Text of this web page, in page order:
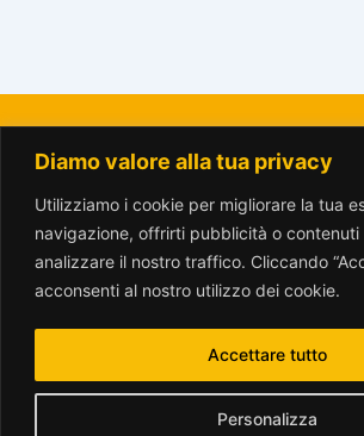
Diamo valore alla tua privacy
Utilizziamo i cookie per migliorare la tua
navigazione, offrirti pubblicità o
analizzare il nostro traffico. Cliccando
acconsenti al nostro utilizzo dei cookie.
Personalizza
Accettare tutto
La Città del Sole - Amici del Parco
amicitrotter@gmail.com
www.parcotrotter.org è rilasciata sotto
Attribuzione - Non commerciale - Condividi